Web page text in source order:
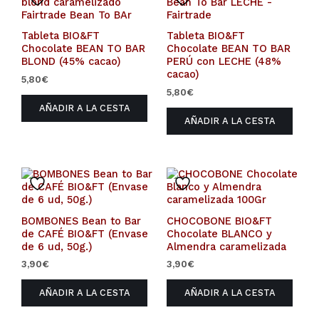
Tableta BIO&FT
Chocolate BEAN TO BAR
BLOND (45% cacao)
5,80€
AÑADIR A LA CESTA
Tableta BIO&FT
Chocolate BEAN TO BAR
PERÚ con LECHE (48%
cacao)
5,80€
AÑADIR A LA CESTA
BOMBONES Bean to Bar
de CAFÉ BIO&FT (Envase
de 6 ud, 50g.)
3,90€
AÑADIR A LA CESTA
CHOCOBONE BIO&FT
Chocolate BLANCO y
Almendra caramelizada
3,90€
AÑADIR A LA CESTA